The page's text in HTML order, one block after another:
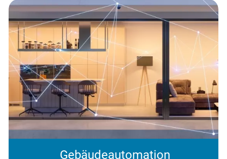
Gebäudeautomation